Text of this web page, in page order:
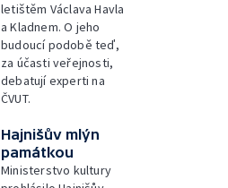
letištěm Václava Havla
a Kladnem. O jeho
budoucí podobě teď,
za účasti veřejnosti,
debatují experti na
ČVUT.
Hajnišův mlýn
památkou
Ministerstvo kultury